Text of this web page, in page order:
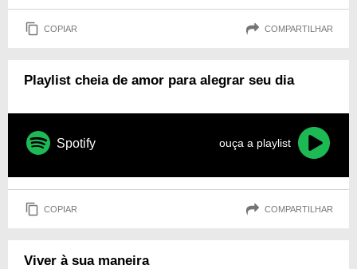
COPIAR COMPARTILHAR
Playlist cheia de amor para alegrar seu dia
Spotify ouça a playlist
COPIAR COMPARTILHAR
Viver à sua maneira